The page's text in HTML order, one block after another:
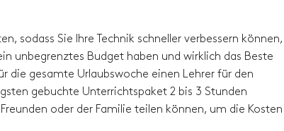
sodass Sie Ihre Technik schneller verbessern können,
unbegrenztes Budget haben und wirklich das Beste
die gesamte Urlaubswoche einen Lehrer für den
gebuchte Unterrichtspaket 2 bis 3 Stunden
oder der Familie teilen können, um die Kosten